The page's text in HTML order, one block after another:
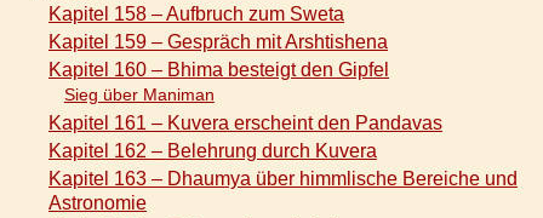
Kapitel 158 – Aufbruch zum Sweta
Kapitel 159 – Gespräch mit Arshtishena
Kapitel 160 – Bhima besteigt den Gipfel
Sieg über Maniman
Kapitel 161 – Kuvera erscheint den Pandavas
Kapitel 162 – Belehrung durch Kuvera
Kapitel 163 – Dhaumya über himmlische Bereiche und
Astronomie